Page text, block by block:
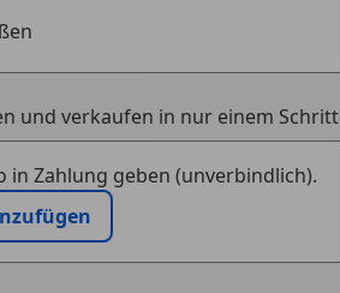
und verkaufen in nur einem Schritt
in Zahlung geben (unverbindlich).